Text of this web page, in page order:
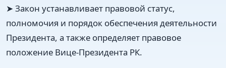
➤ Закон устанавливает правовой статус,
полномочия и порядок обеспечения деятельности
Президента, а также определяет правовое
положение Вице-Президента РК.